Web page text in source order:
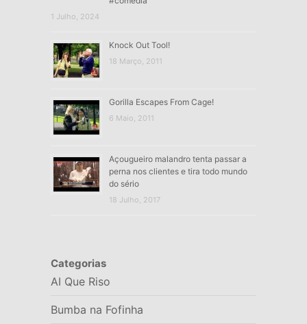
1 Julho, 2024
Knock Out Tool!
18 Março, 2011
Gorilla Escapes From Cage!
6 Maio, 2011
Açougueiro malandro tenta passar a
perna nos clientes e tira todo mundo
do sério
18 Julho, 2017
Categorias
AI Que Riso
Bumba na Fofinha